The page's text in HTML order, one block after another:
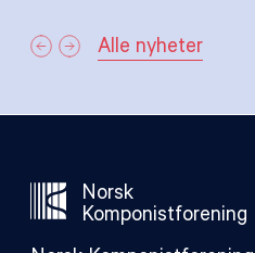
Alle nyheter
Norsk
Komponistforening